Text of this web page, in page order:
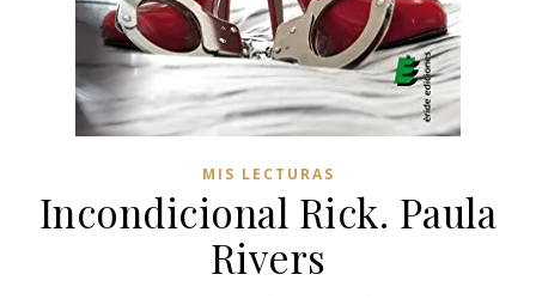
MIS LECTURAS
Incondicional Rick. Paula
Rivers